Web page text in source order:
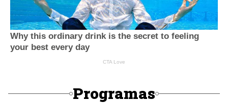
Programas